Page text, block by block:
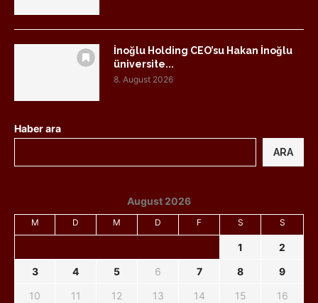
İnoğlu Holding CEO’su Hakan İnoğlu
üniversite...
8. August 2026
Haber ara
ARA
August 2026
M D M D F S S
1
2
3
4 5 6 7 8
9
10
11 12 13 14 15
16